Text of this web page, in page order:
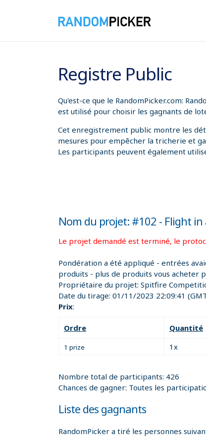
Registre Public
Qu'est-ce que le RandomPicker.com:
est utilisé pour choisir les gagnants de
Cet enregistrement public montre les
mesures pour empêcher la tricherie et
Les participants peuvent également
Nom du projet: #102 - Flight in
Le projet demandé est terminé, le
Pondération a été appliqué - entrées
produits - plus de produits vous acheter
Propriétaire du projet: Spitfire
Date du tirage: 01/11/2023 22:09:41
Prix:
Ordre Quantité
1 prize 1x
Nombre total de participants: 426
Chances de gagner: Toutes les
Liste des gagnants
RandomPicker a tiré les personnes